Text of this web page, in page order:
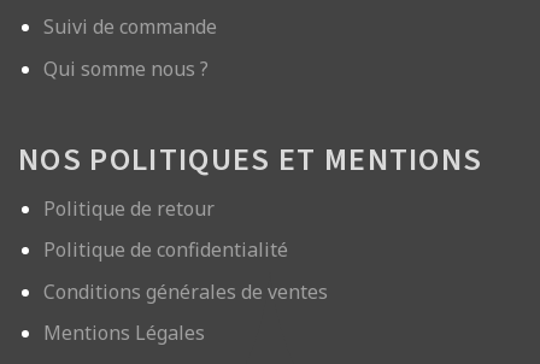
Suivi de commande
Qui somme nous ?
NOS POLITIQUES ET MENTIONS
Politique de retour
Politique de confidentialité
Conditions générales de ventes
Mentions Légales